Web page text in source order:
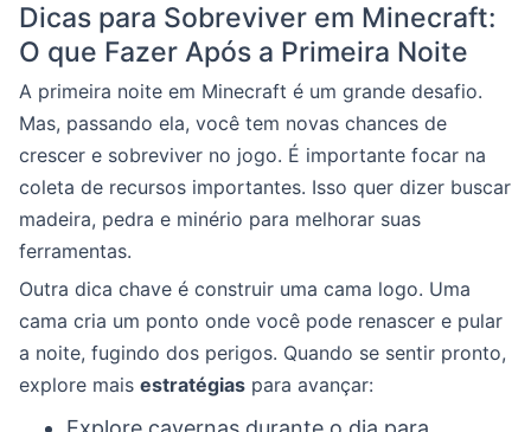
Dicas para Sobreviver em Minecraft:
O que Fazer Após a Primeira Noite
A primeira noite em Minecraft é um grande desafio.
Mas, passando ela, você tem novas chances de
crescer e sobreviver no jogo. É importante focar na
coleta de recursos importantes. Isso quer dizer buscar
madeira, pedra e minério para melhorar suas
ferramentas.
Outra dica chave é construir uma cama logo. Uma
cama cria um ponto onde você pode renascer e pular
a noite, fugindo dos perigos. Quando se sentir pronto,
explore mais estratégias para avançar: